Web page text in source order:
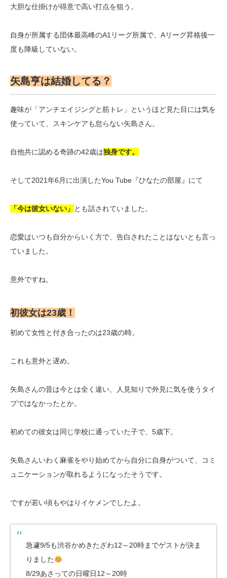
大胆な仕掛けが得意で高い打点を狙う。
自身が所属する団体最高峰のA1リーグ所属で、Aリーグ昇格後一
度も降級していない。
矢島亨は結婚してる？
趣味が「アンチエイジングと筋トレ」というほど見た目には気を
使っていて、スキンケアも怠らない矢島さん。
自他共に認める奇跡の42歳は独身です。
そして2021年6月に出演したYou Tube『ひなたの部屋』にて
「今は彼女いない」 とも話されていました。
恋愛はいつも自分からいく方で、告白されたことはないとも言っ
ていました。
意外ですね。
初彼女は23歳！
初めて女性と付き合ったのは23歳の時。
これも意外と遅め。
矢島さんの昔は今とは全く違い、人見知りで外見に気を使うタイ
プではなかったとか。
初めての彼女は同じ学校に通っていた子で、5歳下。
矢島さんいわく麻雀をやり始めてから自分に自身がついて、コミ
ュニケーションが取れるようになったそうです。
ですが若い頃もやはりイケメンでしたよ。
急遽9/5も渋谷かめきたざわ12～20時までゲストが決ま
りました
8/29あさっての日曜日12～20時